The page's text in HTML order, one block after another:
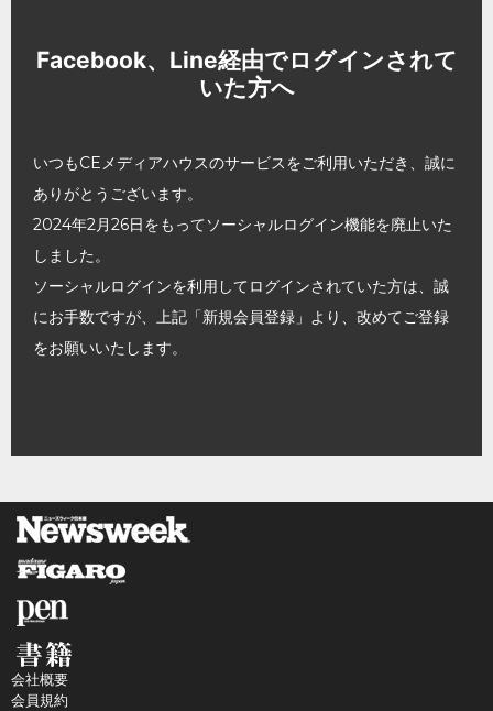
Facebook、Line経由でログインされて
いた方へ
いつもCEメディアハウスのサービスをご利用いただき、誠に
ありがとうございます。
2024年2月26日をもってソーシャルログイン機能を廃止いた
しました。
ソーシャルログインを利用してログインされていた方は、誠
にお手数ですが、上記「新規会員登録」より、改めてご登録
をお願いいたします。
会社概要
会員規約